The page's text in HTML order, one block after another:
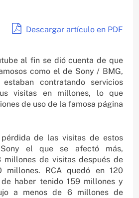
Descargar artículo en PDF
al fin se dió cuenta de que
como el de Sony / BMG,
contratando servicios
visitas en millones, lo que
de uso de la famosa página
de las visitas de estos
Sony el que se afectó más,
millones de visitas después de
millones. RCA quedó en 120
haber tenido 159 millones y
a menos de 6 millones de